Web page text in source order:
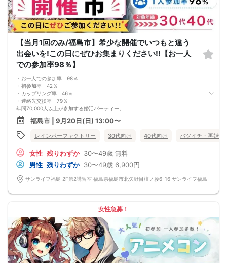
ざいます。その場合、開催時刻の最大90分前までにご連絡いたします。※ただし、
90分前を切って急なご予約のキャンセルや天災等が発生した場合はこの限りでは
ありません。開催中止となった場合のご連絡は、ご登録のメールアドレスへお送
りいたします。
・男女比について
男女差が2名以内程度になるよう人数調整を行っておりますが、ご予約のキャンセ
ル等によりバランスが崩れる場合がございます。バランスが崩れたことによる返
金等は一切ございませんので予めご了承ください。
・人数について
最大催行人数：ご予約人数18名程度
・飲食について
当イベントにおいて飲食の提供はございません。
・保証制度について
直前のキャンセル等により上記の最少催行人数を下回った場合、参加費を全額返
金し、無償での開催を行います。
【当月1回のみ/福島市】希少な開催でいつもと違う
出会いを!この日にぜひお集まりください!!【お一人
での参加率98％】
・お一人での参加率 98％
・初参加率 42％
・カップリング率 46％
・連絡先交換率 79％
年間70,000人以上が参加する婚活パーティー。
お一人で参加されることを考えたスタイルで、98％の方がお一人で参加されてい
ます。
真剣に婚活されている方だけを対象とした小規模な婚活イベントで、空いた時間
を利用してお気軽に婚活が可能です。
Q：服装は？
A：皆様カジュアルな服装でご参加されています。
Q：参加費の支払い方法は？
A：当日に受付にてお支払いいただきます。（参加費は現金払いのみです）
Q：持ち物は？
ルでお送りします。必ずレインボーファクトリーのメールアドレスを受信許可設
定してください。（お申し込み後、オミカレから届くメールにレインボーファク
トリーのメールアドレスが記載されています。）
・本人様確認について
受付にて公的な本人確認書類（免許証、保険証など）をご提示いただきますの
で、ご予約時は必ず本名をご入力ください。
福島市 | 9月20日(日) 13:00〜
レインボーファクトリー 30代向け 40代向け バツイチ・再婚
女性 残りわずか 30〜49歳 無料
男性 残りわずか 30〜49歳 6,900円
サンライフ福島 2F第2講習室 福島県福島市北矢野目檀ノ腰6-16 サンライフ福島
女性急募！